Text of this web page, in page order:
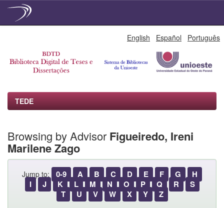
English Español Português
TEDE
Browsing by Advisor Figueiredo, Ireni
Marilene Zago
Jump to: 0-9 A B C D E F G
H
I
J K L M N O P Q R
S
T
U V W X Y Z